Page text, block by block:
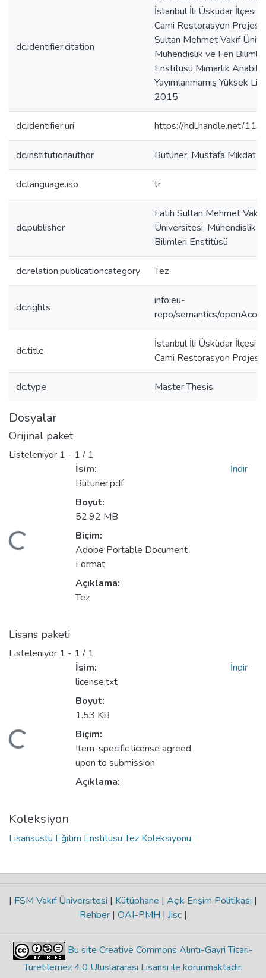
dc.identifier.citation
İstanbul İli Üsküdar İlçesi
Cami Restorasyon Projesi,
Sultan Mehmet Vakıf
Mühendislik ve Fen
Enstitüsü Mimarlık
Yayımlanmamış Yüksek
2015
dc.identifier.uri https://hdl.handle.net/
dc.institutionauthor Bütüner, Mustafa Mikdat
dc.language.iso tr
dc.publisher
Fatih Sultan Mehmet Vakıf
Üniversitesi, Mühendislik
Bilimleri Enstitüsü
dc.relation.publicationcategory Tez
dc.rights
info:eu-
repo/semantics/
dc.title
İstanbul İli Üsküdar İlçesi
Cami Restorasyon Projesi
dc.type Master Thesis
Dosyalar
Orijinal paket
Listeleniyor 1 - 1 / 1
İsim:
Bütüner.pdf
Boyut:
52.92 MB
Biçim:
Adobe Portable Document
Format
Açıklama:
Tez
İndir
Lisans paketi
Listeleniyor 1 - 1 / 1
İsim:
license.txt
Boyut:
1.53 KB
Biçim:
Item-specific license agreed
upon to submission
Açıklama:
İndir
Koleksiyon
Lisansüstü Eğitim Enstitüsü Tez Koleksiyonu
| FSM Vakıf Üniversitesi | Kütüphane | Açık Erişim Politikası |
Rehber | OAI-PMH | Jisc |
Bu site Creative Commons Alıntı-Gayri Ticari-
Türetilemez 4.0 Uluslararası Lisansı ile korunmaktadır.